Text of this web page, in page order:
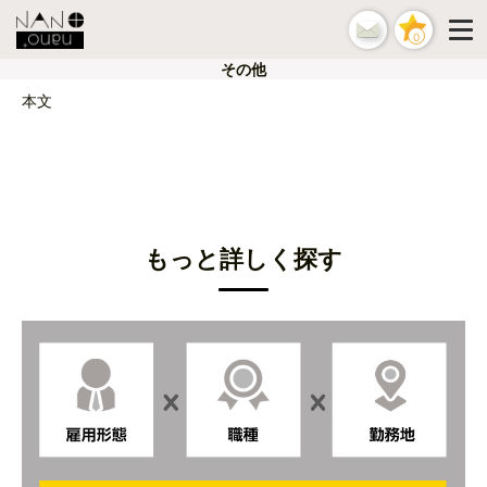
0
その他
本文
もっと詳しく探す